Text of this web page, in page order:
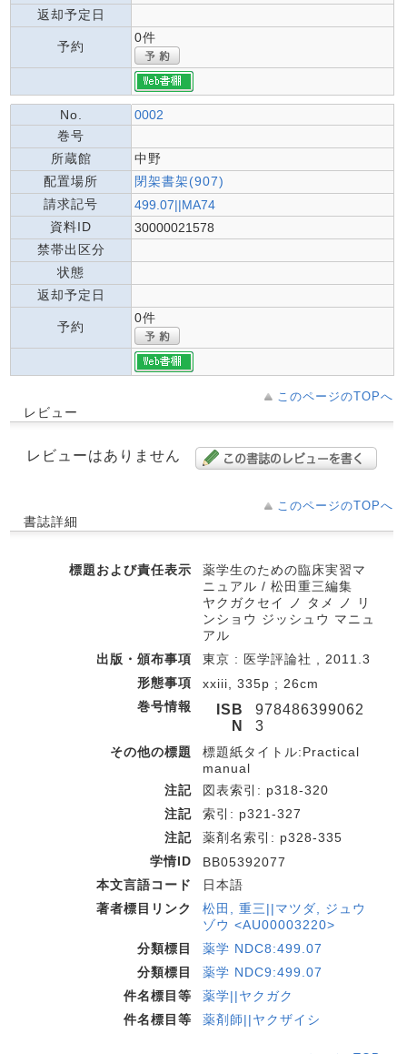
返却予定日
予約
0件
No.
0002
巻号
所蔵館
中野
配置場所
閉架書架(907)
請求記号
499.07||MA74
資料ID
30000021578
禁帯出区分
状態
返却予定日
予約
0件
このページのTOPへ
レビュー
レビューはありません
このページのTOPへ
書誌詳細
標題および責任表示
薬学生のための臨床実習マ
ニュアル / 松田重三編集
ヤクガクセイ ノ タメ ノ リ
ンショウ ジッシュウ マニュ
アル
出版・頒布事項
東京 : 医学評論社 , 2011.3
形態事項
xxiii, 335p ; 26cm
巻号情報
ISB
N
978486399062
3
その他の標題
標題紙タイトル:Practical
manual
注記
図表索引: p318-320
注記
索引: p321-327
注記
薬剤名索引: p328-335
学情ID
BB05392077
本文言語コード
日本語
著者標目リンク
松田, 重三||マツダ, ジュウ
ゾウ <AU00003220>
分類標目
薬学 NDC8:499.07
分類標目
薬学 NDC9:499.07
件名標目等
薬学||ヤクガク
件名標目等
薬剤師||ヤクザイシ